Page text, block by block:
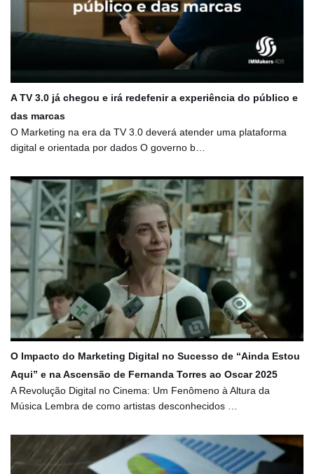
A TV 3.0 já chegou e irá redefenir a experiência do público e
das marcas
O Marketing na era da TV 3.0 deverá atender uma plataforma
digital e orientada por dados O governo b…
O Impacto do Marketing Digital no Sucesso de “Ainda Estou
Aqui” e na Ascensão de Fernanda Torres ao Oscar 2025
A Revolução Digital no Cinema: Um Fenômeno à Altura da
Música Lembra de como artistas desconhecidos …